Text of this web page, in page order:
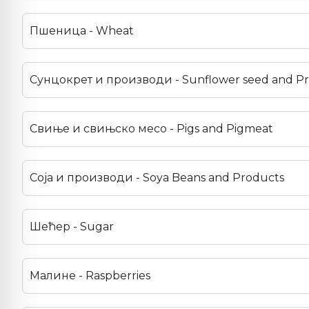
Пшеница - Wheat
Сунцокрет и производи - Sunflower seed and
Свиње и свињско месо - Pigs and Pigmeat
Соја и производи - Soya Beans and Products
Шећер - Sugar
Малине - Raspberries